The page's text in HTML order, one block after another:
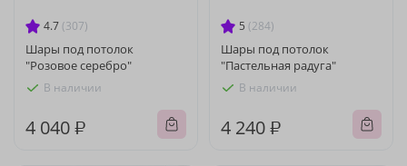
4.7 (307)
Шары под потолок
"Розовое серебро"
В наличии
4 040 ₽
5 (284)
Шары под потолок
"Пастельная радуга"
В наличии
4 240 ₽